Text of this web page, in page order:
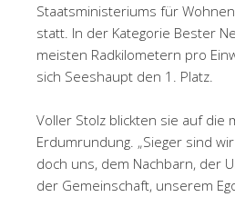
Staatsministeriums für
statt. In der Kategorie Bester
meisten Radkilometern pro
sich Seeshaupt den 1. Platz.
Voller Stolz blickten sie auf die
Erdumrundung. „Sieger sind
doch uns, dem Nachbarn, der
der Gemeinschaft, unserem